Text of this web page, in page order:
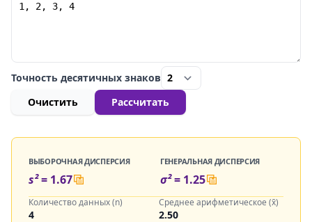
Точность десятичных знаков
Очистить
Рассчитать
ВЫБОРОЧНАЯ ДИСПЕРСИЯ
s²= 1.67
ГЕНЕРАЛЬНАЯ ДИСПЕРСИЯ
σ²= 1.25
Количество данных (n)
4
Среднее арифметическое (x̄)
2.50